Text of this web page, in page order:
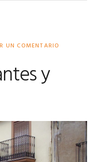
UN COMENTARIO
y